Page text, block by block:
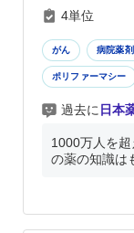
4単位
がん 病院薬
ポリファーマシー
過去に 日本
1000万人を
の薬の知識は